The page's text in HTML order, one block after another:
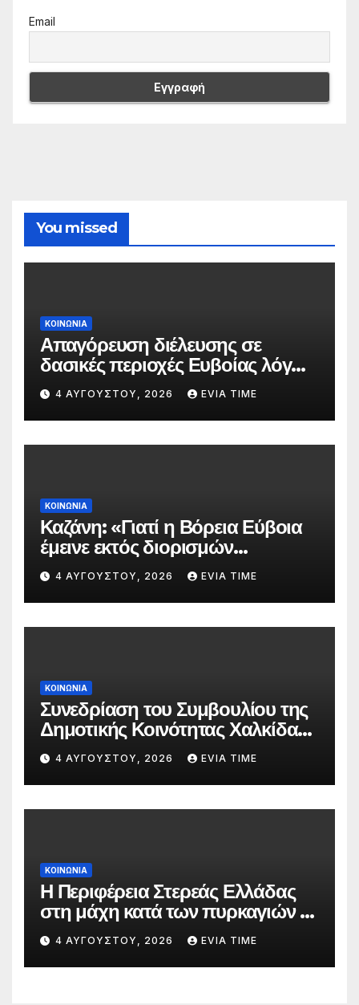
Email
You missed
ΚΟΙΝΩΝΙΑ
Απαγόρευση διέλευσης σε
δασικές περιοχές Ευβοίας λόγω
πολύ υψηλού κινδύνου
πυρκαγιάς
4 ΑΥΓΟΎΣΤΟΥ, 2026 EVIA TIME
ΚΟΙΝΩΝΙΑ
Καζάνη: «Γιατί η Βόρεια Εύβοια
έμεινε εκτός διορισμών
δασκάλων;»
4 ΑΥΓΟΎΣΤΟΥ, 2026 EVIA TIME
ΚΟΙΝΩΝΙΑ
Συνεδρίαση του Συμβουλίου της
Δημοτικής Κοινότητας Χαλκίδας
την 5 Αυγούστου
4 ΑΥΓΟΎΣΤΟΥ, 2026 EVIA TIME
ΚΟΙΝΩΝΙΑ
Η Περιφέρεια Στερεάς Ελλάδας
στη μάχη κατά των πυρκαγιών –
Δράσεις και στήριξη σε πέντε
περιφερειακές ενότητες
4 ΑΥΓΟΎΣΤΟΥ, 2026 EVIA TIME